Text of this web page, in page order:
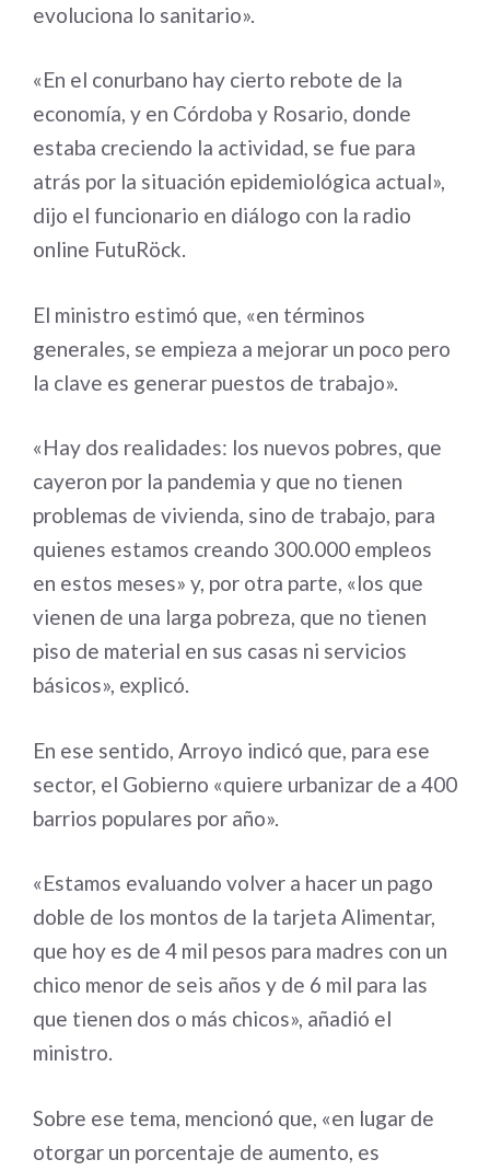
evoluciona lo sanitario».
«En el conurbano hay cierto rebote de la
economía, y en Córdoba y Rosario, donde
estaba creciendo la actividad, se fue para
atrás por la situación epidemiológica actual»,
dijo el funcionario en diálogo con la radio
online FutuRöck.
El ministro estimó que, «en términos
generales, se empieza a mejorar un poco pero
la clave es generar puestos de trabajo».
«Hay dos realidades: los nuevos pobres, que
cayeron por la pandemia y que no tienen
problemas de vivienda, sino de trabajo, para
quienes estamos creando 300.000 empleos
en estos meses» y, por otra parte, «los que
vienen de una larga pobreza, que no tienen
piso de material en sus casas ni servicios
básicos», explicó.
En ese sentido, Arroyo indicó que, para ese
sector, el Gobierno «quiere urbanizar de a 400
barrios populares por año».
«Estamos evaluando volver a hacer un pago
doble de los montos de la tarjeta Alimentar,
que hoy es de 4 mil pesos para madres con un
chico menor de seis años y de 6 mil para las
que tienen dos o más chicos», añadió el
ministro.
Sobre ese tema, mencionó que, «en lugar de
otorgar un porcentaje de aumento, es